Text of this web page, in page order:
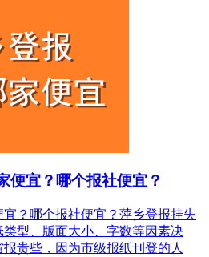
便宜？哪个报社便宜？
？哪个报社便宜？萍乡登报挂失
型、版面大小、字数等因素决
贵些，因为市级报纸刊登的人